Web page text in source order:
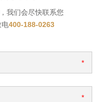
我们会尽快联系您
电400-188-0263
*
*